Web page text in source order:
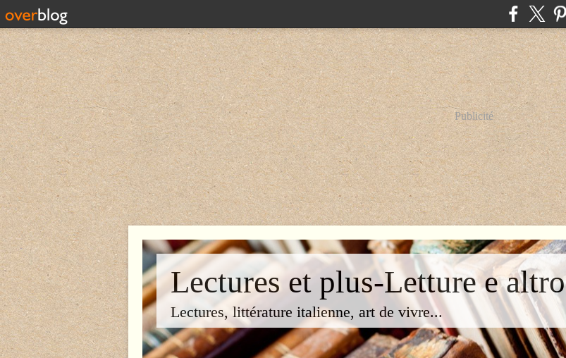
Publicité
Lectures et plus-Letture e altro
Lectures, littérature italienne, art de vivre...